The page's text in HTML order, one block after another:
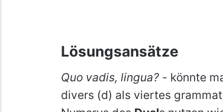
Lösungsansätze
Quo vadis, lingua?- könnte
divers (d) als viertes